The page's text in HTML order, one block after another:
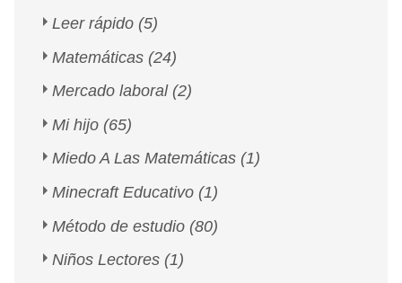
Leer rápido (5)
Matemáticas (24)
Mercado laboral (2)
Mi hijo (65)
Miedo A Las Matemáticas (1)
Minecraft Educativo (1)
Método de estudio (80)
Niños Lectores (1)